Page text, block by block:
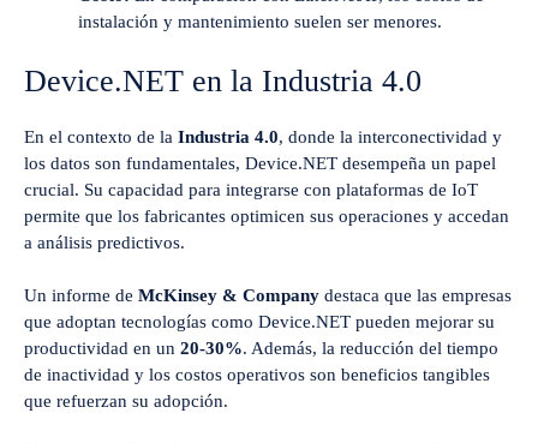
instalación y mantenimiento suelen ser menores.
Device.NET en la Industria 4.0
En el contexto de la Industria 4.0, donde la interconectividad y
los datos son fundamentales, Device.NET desempeña un papel
crucial. Su capacidad para integrarse con plataformas de IoT
permite que los fabricantes optimicen sus operaciones y accedan
a análisis predictivos.
Un informe de McKinsey & Company destaca que las empresas
que adoptan tecnologías como Device.NET pueden mejorar su
productividad en un 20-30%. Además, la reducción del tiempo
de inactividad y los costos operativos son beneficios tangibles
que refuerzan su adopción.